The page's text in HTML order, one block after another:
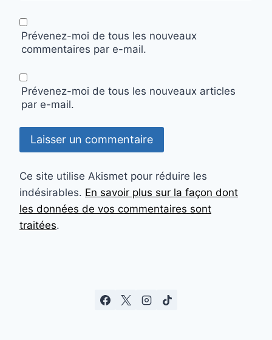
Prévenez-moi de tous les nouveaux
commentaires par e-mail.
Prévenez-moi de tous les nouveaux articles
par e-mail.
Ce site utilise Akismet pour réduire les
indésirables. En savoir plus sur la façon dont
les données de vos commentaires sont
traitées.